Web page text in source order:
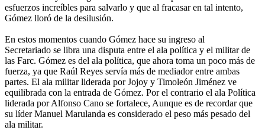
esfuerzos increíbles para salvarlo y que al fracasar en tal intento,
Gómez lloró de la desilusión.
En estos momentos cuando Gómez hace su ingreso al
Secretariado se libra una disputa entre el ala política y el militar de
las Farc. Gómez es del ala política, que ahora toma un poco más de
fuerza, ya que Raúl Reyes servía más de mediador entre ambas
partes. El ala militar liderada por Jojoy y Timoleón Jiménez ve
equilibrada con la entrada de Gómez. Por el contrario el ala Política
liderada por Alfonso Cano se fortalece, Aunque es de recordar que
su líder Manuel Marulanda es considerado el peso más pesado del
ala militar.